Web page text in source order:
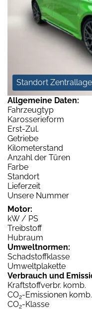
Standort
Allgemeine Daten:
Fahrzeugtyp
Karosserieform
Erst-Zul.
Getriebe
Kilometerstand
Anzahl der Türen
Farbe
Standort
Lieferzeit
Unsere Nummer
Motor:
kW / PS
Treibstoff
Hubraum
Umweltnormen:
Schadstoffklasse
Umweltplakette
Verbrauch und
Kraftstoffverbr. komb.
CO2-Emissionen komb.
CO2-Klasse